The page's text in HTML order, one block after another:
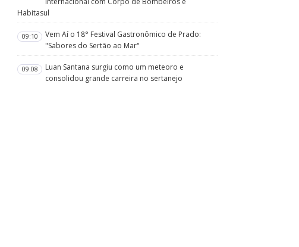
Habitasul
09:10
Vem Aí o 18° Festival Gastronômico de Prado:
"Sabores do Sertão ao Mar"
09:08
Luan Santana surgiu como um meteoro e
consolidou grande carreira no sertanejo